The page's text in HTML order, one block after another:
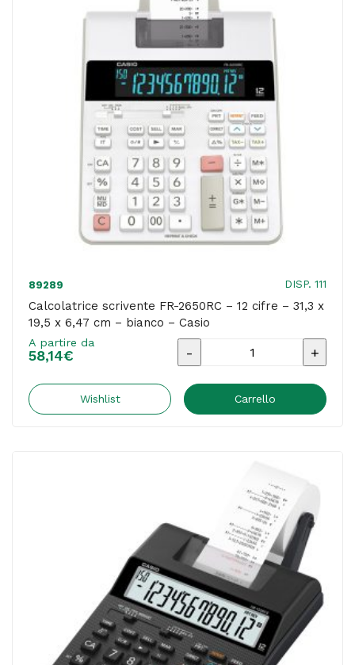
display
a
12
cifre
-
con
uno
LCD
a
5
EL1501
-
quantità
89289 DISP. 111
Calcolatrice scrivente FR-2650RC – 12 cifre – 31,3 x
19,5 x 6,47 cm – bianco – Casio
A partire da
58,14€
Calcolatrice
FR-
31,3
x
19,5
x
6,47
cm
Wishlist Carrello